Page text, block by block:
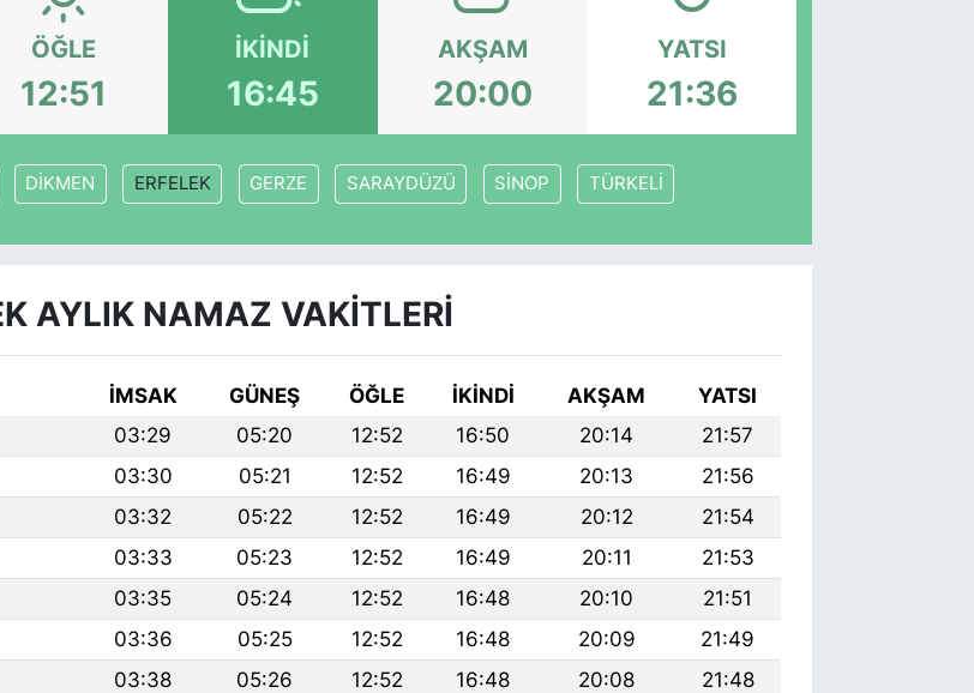
ÖĞLE
12:51
İKINDI
16:45
AKŞAM
20:00
YATSI
21:36
DİKMEN ERFELEK GERZE SARAYDÜZÜ SİNOP TÜRKELİ
AYLIK NAMAZ VAKITLERI
İMSAK GÜNEŞ ÖĞLE İKINDI AKŞAM
YATSI
03:29 05:20 12:52 16:50 20:14
21:57
03:30 05:21 12:52 16:49 20:13
21:56
03:32 05:22 12:52 16:49 20:12
21:54
03:33 05:23 12:52 16:49 20:11
21:53
03:35 05:24 12:52 16:48 20:10
21:51
03:36 05:25 12:52 16:48 20:09
21:49
03:38 05:26 12:52 16:48 20:08
21:48